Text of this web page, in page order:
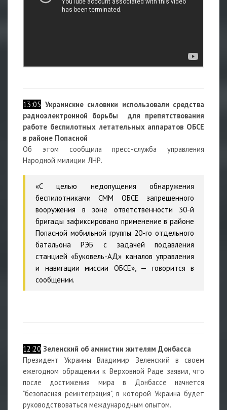
13:05 Украинские силовики использовали средства
радиоэлектронной борьбы для препятствования
работе беспилотных летательных аппаратов ОБСЕ
в районе Попасной
Об этом сообщила пресс-служба управления
Народной милиции ЛНР.
«С целью недопущения обнаружения
беспилотниками СММ ОБСЕ запрещенного
вооружения в зоне ответственности 30-й
бригады зафиксировано применение в районе
Попасной мобильной группы 20-го отдельного
батальона РЭБ с задачей подавления
станцией «Буковель-АД» каналов управления
и навигации миссии ОБСЕ», — говорится в
сообщении.
12:20 Зеленский об амнистии жителям Донбасса
Президент Украины Владимир Зеленский в своем
ежегодном обращении к Верховной Раде заявил, что
после достижения мира в Донбассе начнется
"безопасная реинтеграция", в которой Украина будет
руководствоваться международным опытом.